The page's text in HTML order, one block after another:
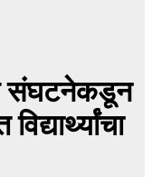
संघटनेकडून